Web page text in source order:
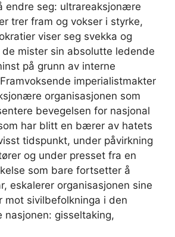
endre seg: ultrareaksjonære
trer fram og vokser i styrke,
viser seg svekka og
mister sin absolutte ledende
på grunn av interne
imperialistmakter
organisasjonen som
bevegelsen for nasjonal
har blitt en bærer av hatets
tidspunkt, under påvirkning
og under presset fra en
som bare fortsetter å
eskalerer organisasjonen sine
mot sivilbefolkninga i den
nasjonen: gisseltaking,